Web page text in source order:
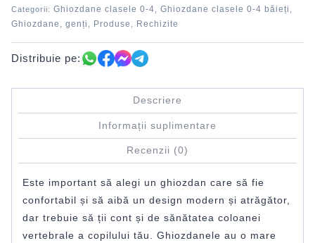
Categorii: Ghiozdane clasele 0-4 Ghiozdane clasele 0-4 băieți
Ghiozdane, genți Produse Rechizite
Distribuie pe:
Descriere
Informații suplimentare
Recenzii (0)
Este important să alegi un ghiozdan care să fie
confortabil și să aibă un design modern și atrăgător,
dar trebuie să ții cont și de sănătatea coloanei
vertebrale a copilului tău. Ghiozdanele au o mare